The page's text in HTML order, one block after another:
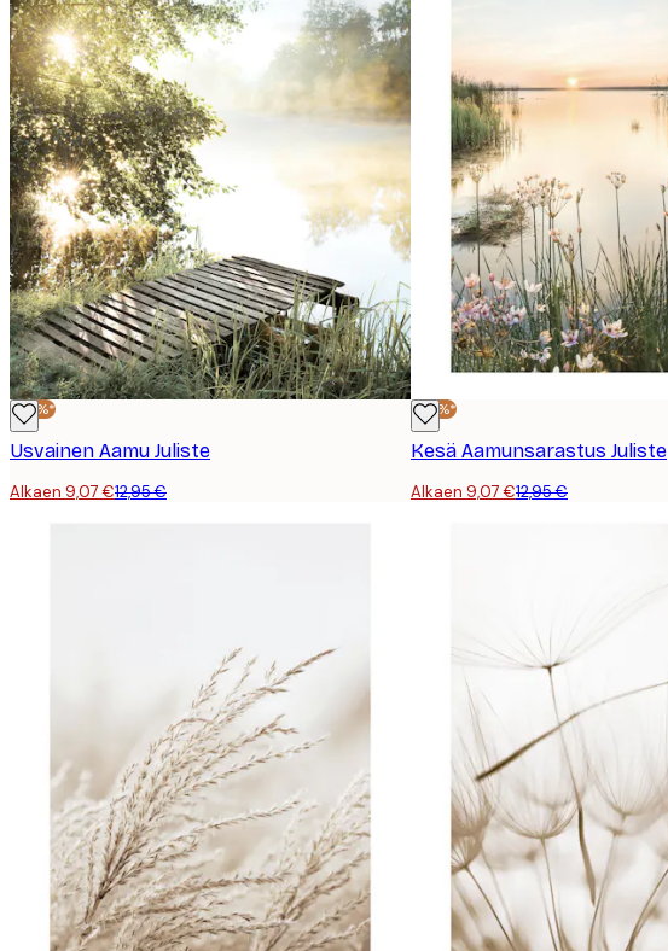
-30%*
Usvainen Aamu Juliste
Alkaen 9,07 €12,95 €
-30%*
Kesä Aamunsarastus Juliste
Alkaen 9,07 €12,95 €